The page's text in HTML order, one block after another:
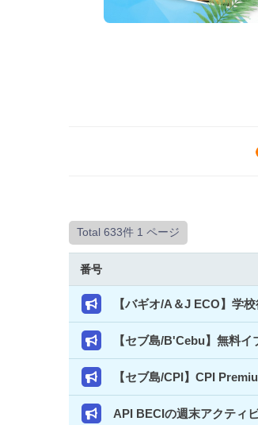
Total 633件 1 ページ
番号
【バギオ/A＆J ECO】学
【セブ島/B'Cebu】無料
【セブ島/CPI】CPI
API BECIの週末アクティ